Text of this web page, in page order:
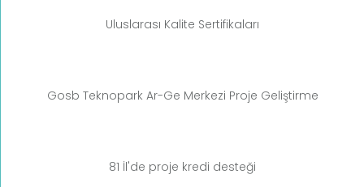
Uluslarası Kalite Sertifikaları
Gosb Teknopark Ar-Ge Merkezi Proje Geliştirme
81 İl'de proje kredi desteği